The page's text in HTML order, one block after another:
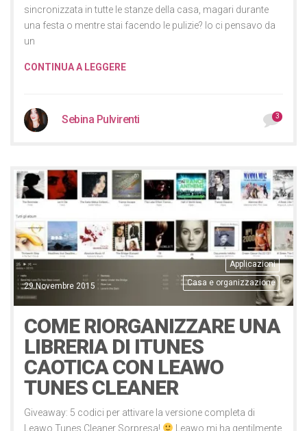
sincronizzata in tutte le stanze della casa, magari durante
una festa o mentre stai facendo le pulizie? Io ci pensavo da
un
CONTINUA A LEGGERE
Sebina Pulvirenti 3
Applicazioni
Casa e organizzazione
29 Novembre 2015
COME RIORGANIZZARE UNA
LIBRERIA DI ITUNES
CAOTICA CON LEAWO
TUNES CLEANER
Giveaway: 5 codici per attivare la versione completa di
Leawo Tunes Cleaner Sorpresa!
Leawo mi ha gentilmente